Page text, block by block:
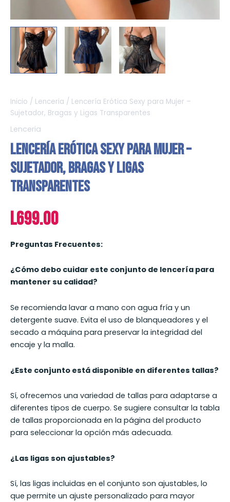
Inicio / Lenceria / Lencería Erótica Sexy para Mujer –
Sujetador, Bragas y Ligas Transparentes
Lenceria
Lencería Erótica Sexy para Mujer –
Sujetador, Bragas y Ligas
Transparentes
L699.00
Preguntas Frecuentes:
¿Cómo debo cuidar este conjunto de lencería para
mantener su calidad?
Se recomienda lavar a mano con agua fría y un
detergente suave. Evita el uso de blanqueadores y el
secado a máquina para preservar la integridad del
encaje y la malla.
¿Este conjunto está disponible en diferentes tallas?
Sí, ofrecemos una variedad de tallas para adaptarse a
diferentes tipos de cuerpo. Se sugiere consultar la tabla
de tallas proporcionada en la página del producto
para seleccionar la opción más adecuada.
¿Las ligas son ajustables?
Sí, las ligas incluidas en el conjunto son ajustables, lo
que permite un ajuste personalizado para mayor